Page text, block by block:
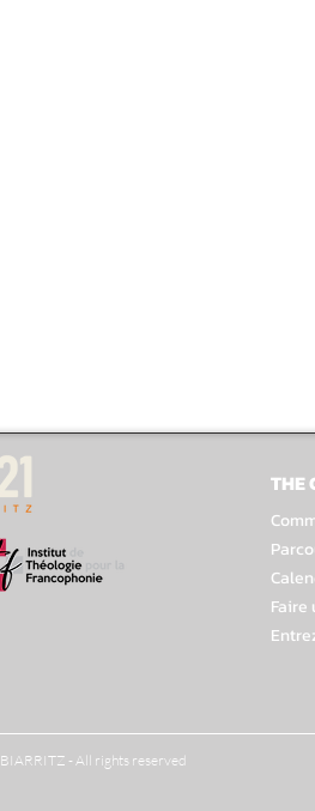
THE
Faire
BIARRITZ - All rights reserved